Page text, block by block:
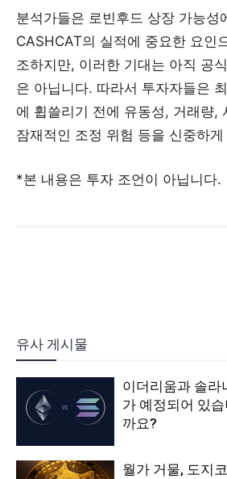
분석가들은 로빈후드 상장 가능성
CASHCAT의 실적에 중요한 요인
조하지만, 이러한 기대는 아직 공
은 아닙니다. 따라서 투자자들은
에 휩쓸리기 전에 유동성, 거래량,
잠재적인 조정 위험 등을 신중하
*본 내용은 투자 조언이 아닙니다.
유사 게시물
이더리움과 솔라
가 예정되어 있
까요?
월가 거물, 도지